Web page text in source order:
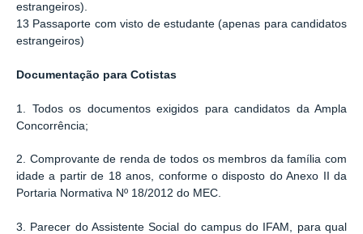
estrangeiros).
13 Passaporte com visto de estudante (apenas para candidatos
estrangeiros)
Documentação para Cotistas
1. Todos os documentos exigidos para candidatos da Ampla
Concorrência;
2. Comprovante de renda de todos os membros da família com
idade a partir de 18 anos, conforme o disposto do Anexo II da
Portaria Normativa Nº 18/2012 do MEC.
3. Parecer do Assistente Social do campus do IFAM, para qual